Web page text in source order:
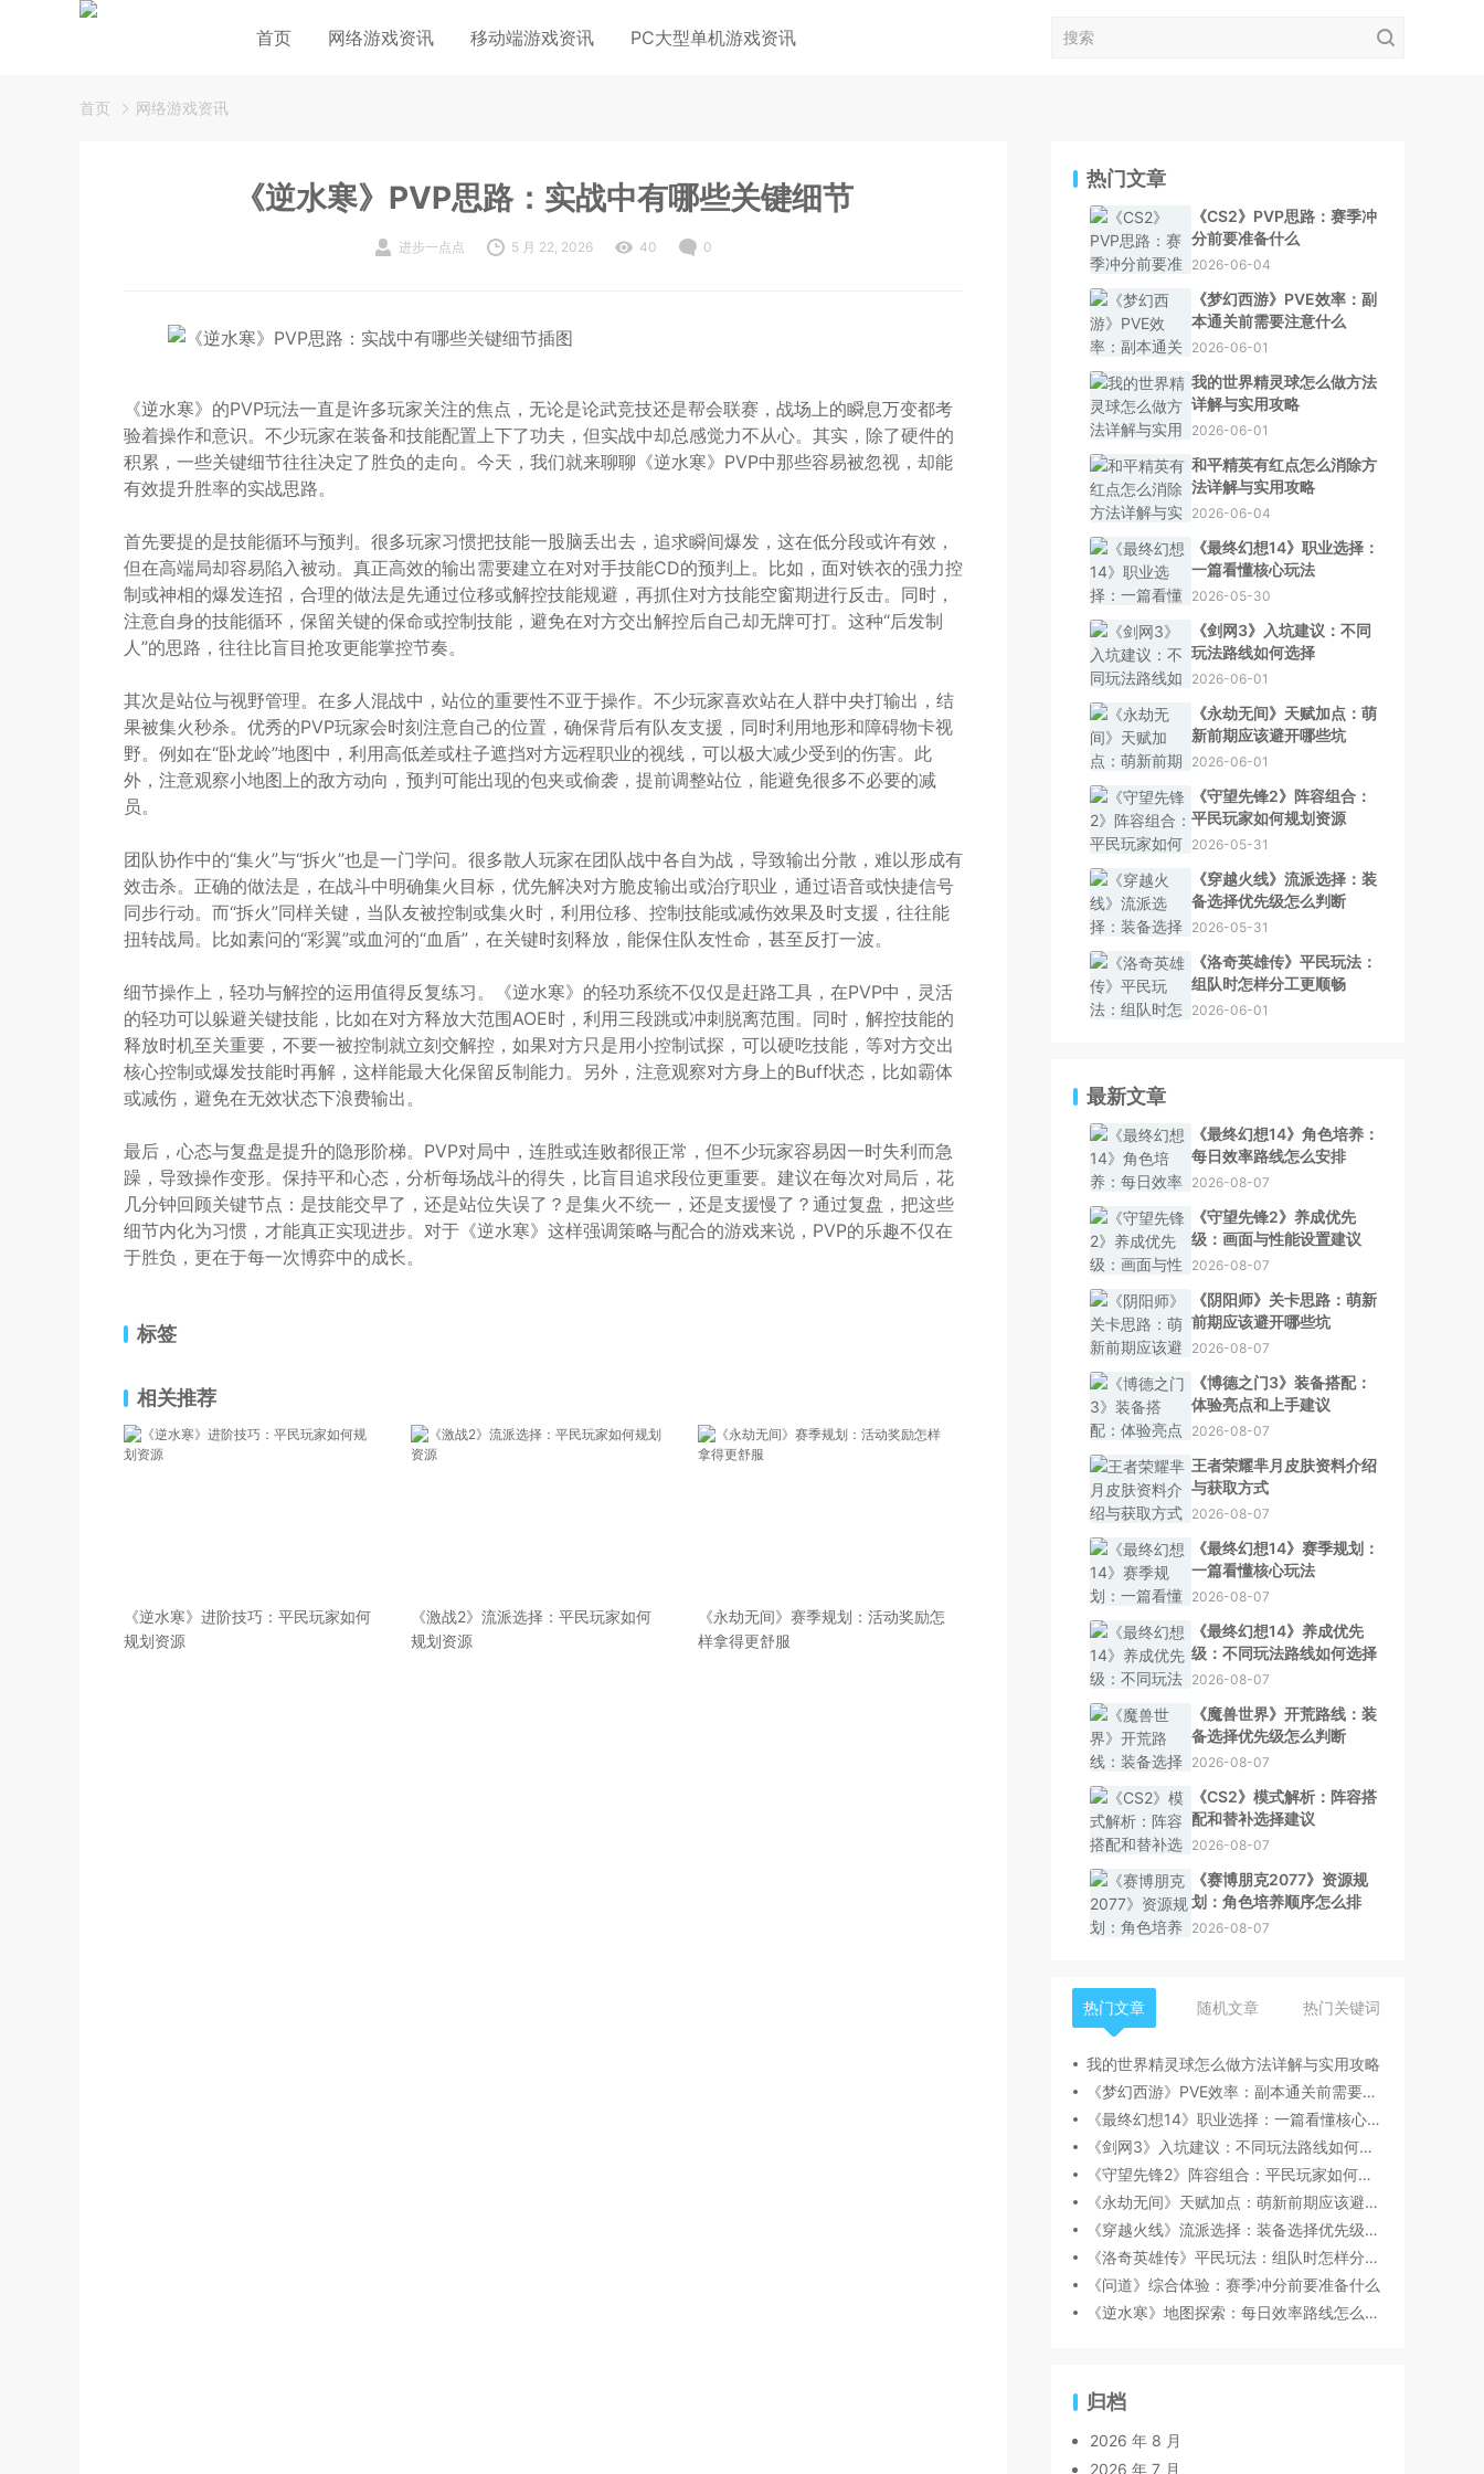
首页 网络游戏资讯 移动端游戏资讯 PC大型单机游戏资讯
首页 网络游戏资讯
《逆水寒》PVP思路：实战中有哪些关键细节
进步一点点 5 月 22, 2026 40 0
《逆水寒》的PVP玩法一直是许多玩家关注的焦点，无论是论武竞技还是帮会联赛，战场上的瞬息万变都考
验着操作和意识。不少玩家在装备和技能配置上下了功夫，但实战中却总感觉力不从心。其实，除了硬件的
积累，一些关键细节往往决定了胜负的走向。今天，我们就来聊聊《逆水寒》PVP中那些容易被忽视，却能
有效提升胜率的实战思路。
首先要提的是技能循环与预判。很多玩家习惯把技能一股脑丢出去，追求瞬间爆发，这在低分段或许有效，
但在高端局却容易陷入被动。真正高效的输出需要建立在对对手技能CD的预判上。比如，面对铁衣的强力控
制或神相的爆发连招，合理的做法是先通过位移或解控技能规避，再抓住对方技能空窗期进行反击。同时，
注意自身的技能循环，保留关键的保命或控制技能，避免在对方交出解控后自己却无牌可打。这种“后发制
人”的思路，往往比盲目抢攻更能掌控节奏。
其次是站位与视野管理。在多人混战中，站位的重要性不亚于操作。不少玩家喜欢站在人群中央打输出，结
果被集火秒杀。优秀的PVP玩家会时刻注意自己的位置，确保背后有队友支援，同时利用地形和障碍物卡视
野。例如在“卧龙岭”地图中，利用高低差或柱子遮挡对方远程职业的视线，可以极大减少受到的伤害。此
外，注意观察小地图上的敌方动向，预判可能出现的包夹或偷袭，提前调整站位，能避免很多不必要的减
员。
团队协作中的“集火”与“拆火”也是一门学问。很多散人玩家在团队战中各自为战，导致输出分散，难以形成有
效击杀。正确的做法是，在战斗中明确集火目标，优先解决对方脆皮输出或治疗职业，通过语音或快捷信号
同步行动。而“拆火”同样关键，当队友被控制或集火时，利用位移、控制技能或减伤效果及时支援，往往能
扭转战局。比如素问的“彩翼”或血河的“血盾”，在关键时刻释放，能保住队友性命，甚至反打一波。
细节操作上，轻功与解控的运用值得反复练习。《逆水寒》的轻功系统不仅仅是赶路工具，在PVP中，灵活
的轻功可以躲避关键技能，比如在对方释放大范围AOE时，利用三段跳或冲刺脱离范围。同时，解控技能的
释放时机至关重要，不要一被控制就立刻交解控，如果对方只是用小控制试探，可以硬吃技能，等对方交出
核心控制或爆发技能时再解，这样能最大化保留反制能力。另外，注意观察对方身上的Buff状态，比如霸体
或减伤，避免在无效状态下浪费输出。
最后，心态与复盘是提升的隐形阶梯。PVP对局中，连胜或连败都很正常，但不少玩家容易因一时失利而急
躁，导致操作变形。保持平和心态，分析每场战斗的得失，比盲目追求段位更重要。建议在每次对局后，花
几分钟回顾关键节点：是技能交早了，还是站位失误了？是集火不统一，还是支援慢了？通过复盘，把这些
细节内化为习惯，才能真正实现进步。对于《逆水寒》这样强调策略与配合的游戏来说，PVP的乐趣不仅在
于胜负，更在于每一次博弈中的成长。
标签
相关推荐
《逆水寒》进阶技巧：平民玩家如何
规划资源
《激战2》流派选择：平民玩家如何
规划资源
《永劫无间》赛季规划：活动奖励怎
样拿得更舒服
热门文章
《CS2》PVP思路：赛季冲
分前要准备什么
2026-06-04
《梦幻西游》PVE效率：副
本通关前需要注意什么
2026-06-01
我的世界精灵球怎么做方法
详解与实用攻略
2026-06-01
和平精英有红点怎么消除方
法详解与实用攻略
2026-06-04
《最终幻想14》职业选择：
一篇看懂核心玩法
2026-05-30
《剑网3》入坑建议：不同
玩法路线如何选择
2026-06-01
《永劫无间》天赋加点：萌
新前期应该避开哪些坑
2026-06-01
《守望先锋2》阵容组合：
平民玩家如何规划资源
2026-05-31
《穿越火线》流派选择：装
备选择优先级怎么判断
2026-05-31
《洛奇英雄传》平民玩法：
组队时怎样分工更顺畅
2026-06-01
最新文章
《最终幻想14》角色培养：
每日效率路线怎么安排
2026-08-07
《守望先锋2》养成优先
级：画面与性能设置建议
2026-08-07
《阴阳师》关卡思路：萌新
前期应该避开哪些坑
2026-08-07
《博德之门3》装备搭配：
体验亮点和上手建议
2026-08-07
王者荣耀芈月皮肤资料介绍
与获取方式
2026-08-07
《最终幻想14》赛季规划：
一篇看懂核心玩法
2026-08-07
《最终幻想14》养成优先
级：不同玩法路线如何选择
2026-08-07
《魔兽世界》开荒路线：装
备选择优先级怎么判断
2026-08-07
《CS2》模式解析：阵容搭
配和替补选择建议
2026-08-07
《赛博朋克2077》资源规
划：角色培养顺序怎么排
2026-08-07
热门文章 随机文章 热门关键词
我的世界精灵球怎么做方法详解与实用攻略
《梦幻西游》PVE效率：副本通关前需要注意什么
《最终幻想14》职业选择：一篇看懂核心玩法
《剑网3》入坑建议：不同玩法路线如何选择
《守望先锋2》阵容组合：平民玩家如何规划资源
《永劫无间》天赋加点：萌新前期应该避开哪些坑
《穿越火线》流派选择：装备选择优先级怎么判断
《洛奇英雄传》平民玩法：组队时怎样分工更顺畅
《问道》综合体验：赛季冲分前要准备什么
《逆水寒》地图探索：每日效率路线怎么安排
归档
2026 年 8 月
2026 年 7 月